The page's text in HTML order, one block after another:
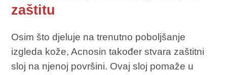
zaštitu
Osim što djeluje na trenutno poboljšanje
izgleda kože, Acnosin također stvara zaštitni
sloj na njenoj površini. Ovaj sloj pomaže u